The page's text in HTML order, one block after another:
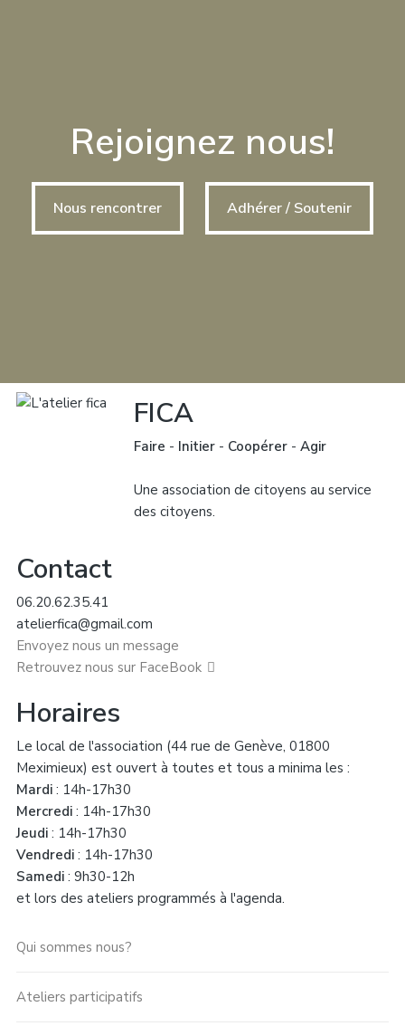
Rejoignez nous!
Nous rencontrer Adhérer / Soutenir
FICA
Faire - Initier- Coopérer- Agir
Une association de citoyens au service
des citoyens.
Contact
06.20.62.35.41
atelierfica@gmail.com
Envoyez nous un message
Retrouvez nous sur FaceBook
Horaires
Le local de l'association (44 rue de Genève, 01800
Meximieux) est ouvert à toutes et tous a minima les :
Mardi: 14h-17h30
Mercredi: 14h-17h30
Jeudi: 14h-17h30
Vendredi: 14h-17h30
Samedi: 9h30-12h
et lors des ateliers programmés à l'agenda.
Qui sommes nous?
Ateliers participatifs